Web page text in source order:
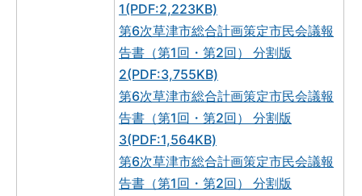
1(PDF:2,223KB)
第6次草津市総合計画策定市民会議報
告書（第1回・第2回） 分割版
2(PDF:3,755KB)
第6次草津市総合計画策定市民会議報
告書（第1回・第2回） 分割版
3(PDF:1,564KB)
第6次草津市総合計画策定市民会議報
告書（第1回・第2回） 分割版